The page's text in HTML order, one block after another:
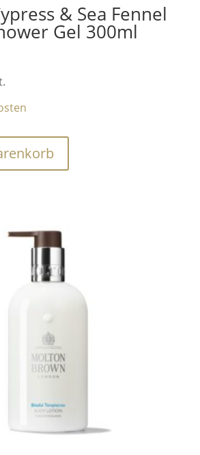
& Sea Fennel
Gel 300ml